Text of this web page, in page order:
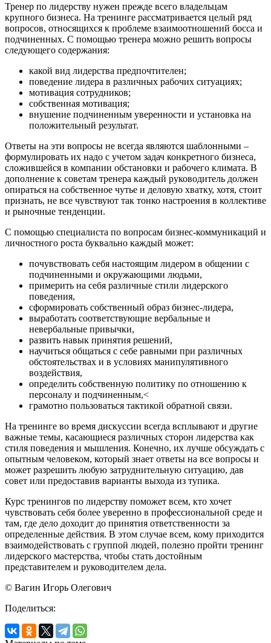
Тренер по лидерству нужен прежде всего владельцам
крупного бизнеса. На тренинге рассматривается целый ряд
вопросов, относящихся к проблеме взаимоотношений босса и
подчиненных. С помощью тренера можно решить вопросы
следующего содержания:
какой вид лидерства предпочтителен;
поведение лидера в различных рабочих ситуациях;
мотивация сотрудников;
собственная мотивация;
внушение подчиненным уверенности и установка на
положительный результат.
Ответы на эти вопросы не всегда являются шаблонными –
формулировать их надо с учетом задач конкретного бизнеса,
сложившейся в компании обстановки и рабочего климата. В
дополнение к советам тренера каждый руководитель должен
опираться на собственное чутье и деловую хватку, хотя, стоит
признать, не все чувствуют так тонко настроения в коллективе
и рыночные тенденции.
С помощью специалиста по вопросам бизнес-коммуникаций и
личностного роста буквально каждый может:
почувствовать себя настоящим лидером в общении с
подчиненными и окружающими людьми,
примерить на себя различные стили лидерского
поведения,
сформировать собственный образ бизнес-лидера,
выработать соответствующие вербальные и
невербальные привычки,
развить навык принятия решений,
научиться общаться с себе равными при различных
обстоятельствах и в условиях манипулятивного
воздействия,
определить собственную политику по отношению к
персоналу и подчиненным,<
грамотно пользоваться тактикой обратной связи.
На тренинге во время дискуссии всегда всплывают и другие
важные темы, касающиеся различных сторон лидерства как
стиля поведения и мышления. Конечно, их лучше обсуждать с
опытным человеком, который знает ответы на все вопросы и
может разрешить любую затруднительную ситуацию, дав
совет или предоставив варианты выхода из тупика.
Курс тренингов по лидерству поможет всем, кто хочет
чувствовать себя более уверенно в профессиональной среде и
там, где дело доходит до принятия ответственности за
определенные действия. В этом случае всем, кому приходится
взаимодействовать с группой людей, полезно пройти тренинг
лидерского мастерства, чтобы стать достойным
представителем и руководителем дела.
© Вагин Игорь Олегович
Поделиться: